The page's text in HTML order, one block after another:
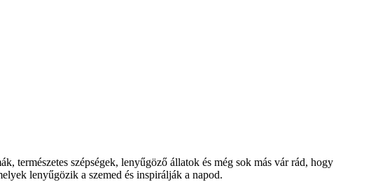
természetes szépségek, lenyűgöző állatok és még sok más vár rád, hogy
lenyűgözik a szemed és inspirálják a napod.